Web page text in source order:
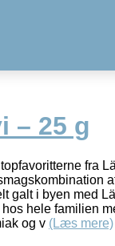
– 25 g
fra
galt i byen med
hele familien
og v (Læs mere)